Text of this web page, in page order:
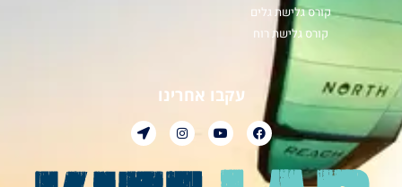
קורס גלישת גלים
קורס גלישת רוח
עקבו אחרינו